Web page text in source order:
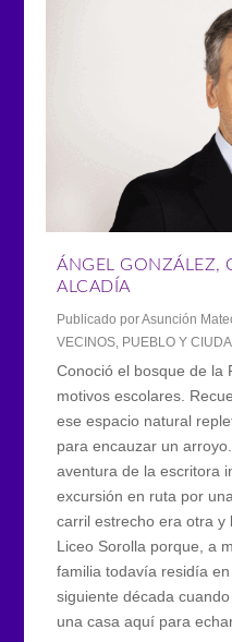
ÁNGEL GONZÁLEZ,
ALCADÍA
Publicado porAsunción
VECINOS PUEBLO Y
Conoció el bosque de la
motivos escolares.
ese espacio natural
para encauzar un
aventura de la escritora
excursión en ruta por
carril estrecho era otra
Liceo Sorolla porque, a
familia todavía residía
siguiente década
una casa aquí para